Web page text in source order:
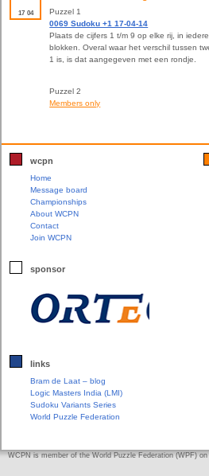
17 04
Puzzel 1
0069 Sudoku +1 17-04-14
Plaats de cijfers 1 t/m 9 op elke rij, in
blokken. Overal waar het verschil tussen
1 is, is dat aangegeven met een rondje.
Puzzel 2
Members only
wcpn
Home
Message board
Championships
About WCPN
Contact
Join WCPN
sponsor
links
Bram de Laat – blog
Logic Masters India (LMI)
Sudoku Variants Series
World Puzzle Federation
WCPN is member of the World Puzzle Federation (WPF)